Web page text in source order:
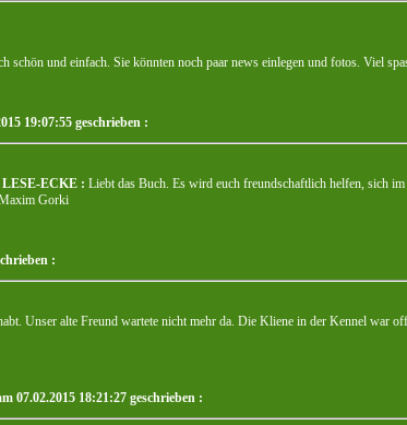
schön und einfach. Sie könnten noch paar news einlegen und fotos. Viel
19:07:55 geschrieben :
LESE-ECKE : Liebt das Buch. Es wird euch freundschaftlich helfen, sich
Gorki
:
Unser alte Freund wartete nicht mehr da. Die Kliene in der Kennel war
07.02.2015 18:21:27 geschrieben :